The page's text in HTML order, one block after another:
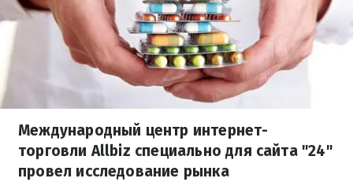
Международный центр интернет-
торговли Allbiz специально для сайта "24"
провел исследование рынка